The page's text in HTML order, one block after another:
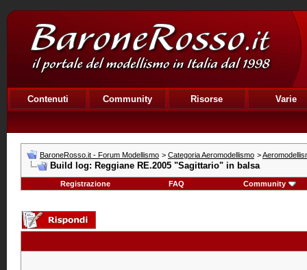
Contenuti Community Risorse Varie
BaroneRosso.it - Forum Modellismo > Categoria Aeromodellismo >
Build log: Reggiane RE.2005 "Sagittario" in balsa
Registrazione FAQ Community